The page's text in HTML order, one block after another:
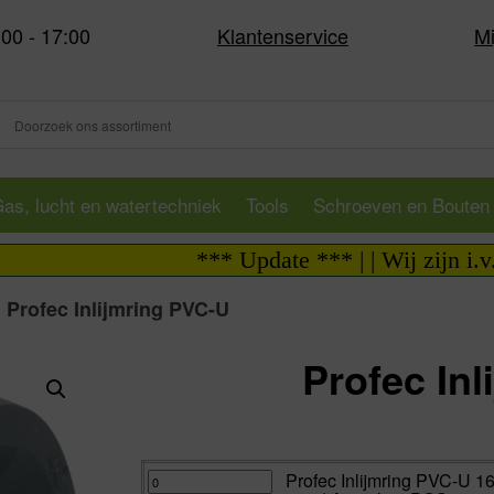
- 17:00 Klantenservice
lucht en watertechniek Tools Schroeven en Bouten
*** Update *** | | Wij zijn i.v.m. vakantie
Profec Inlijmring PVC-U
Profec
Profec
Inlijmring Profec Inlijmring PVC-U